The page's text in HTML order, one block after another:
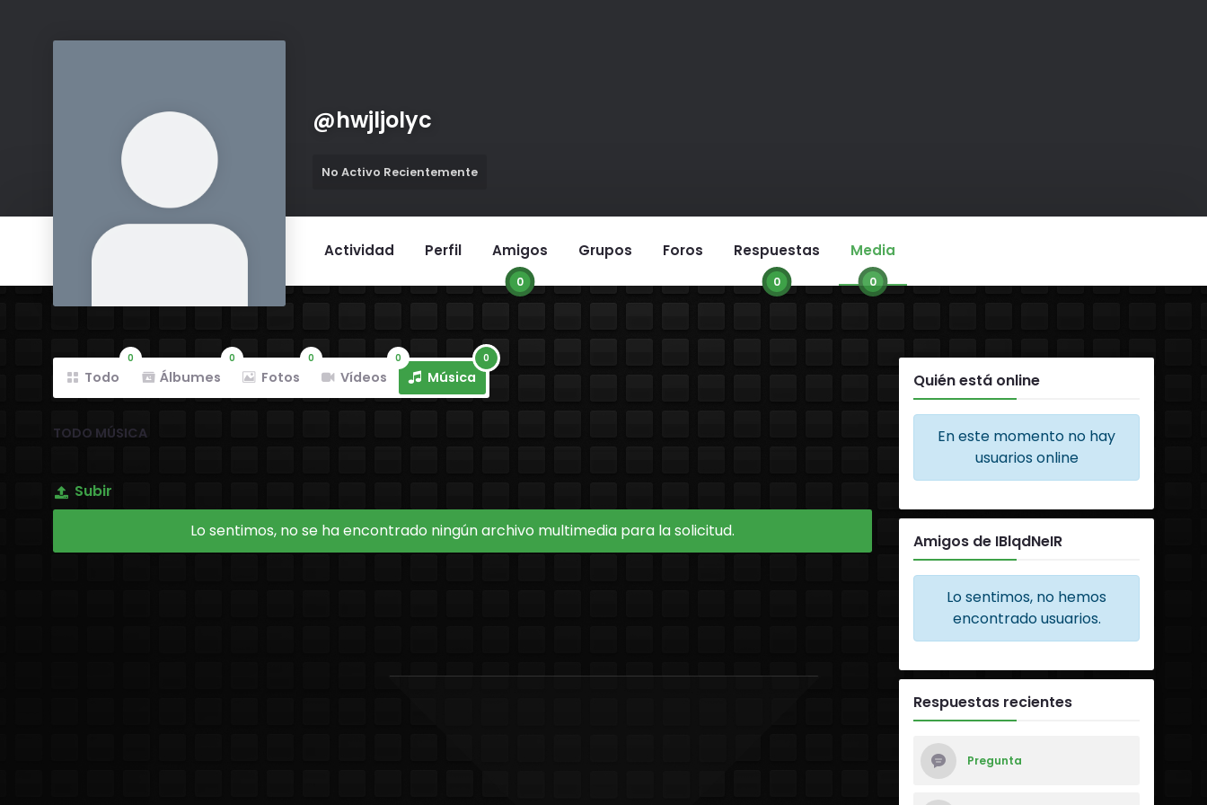
@hwjljolyc
No Activo Recientemente
Actividad Perfil Amigos
0
Grupos Foros Respuestas
0
Media
0
Todo
0
Álbumes
0
Fotos
0
Vídeos
0
Música
0
TODO MÚSICA
Subir
Lo sentimos, no se ha encontrado ningún archivo multimedia para la solicitud.
Quién está online
En este momento no hay
usuarios online
Amigos de IBlqdNeIR
Lo sentimos, no hemos
encontrado usuarios.
Respuestas recientes
Pregunta